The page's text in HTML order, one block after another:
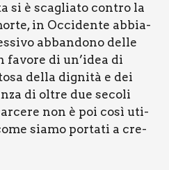
si è sca­glia­to con­tro la
in Occi­den­te abbia­
abban­do­no del­le
di un’idea di
del­la digni­tà e dei
di oltre due seco­li
non è poi così uti­
sia­mo por­ta­ti a cre­